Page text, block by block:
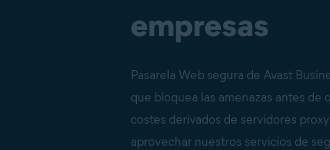
empresas
Pasarela Web segura de Avast
que bloquea las amenazas antes
costes derivados de servidores
aprovechar nuestros servicios de